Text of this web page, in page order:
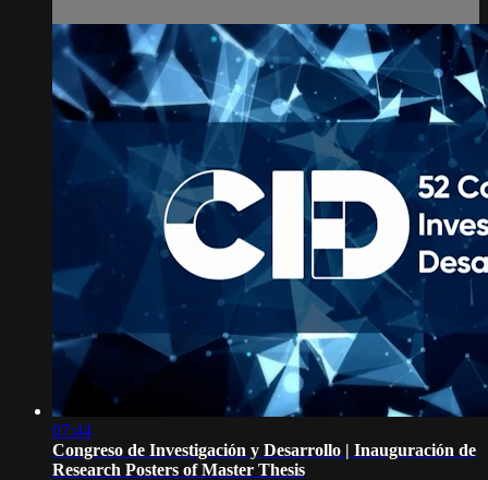
07:44
Congreso de Investigación y Desarrollo | Inauguración de
Research Posters of Master Thesis